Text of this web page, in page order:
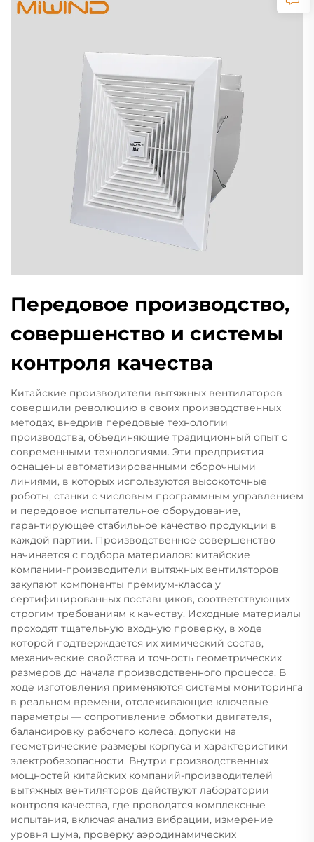
Передовое производство,
совершенство и системы
контроля качества
Китайские производители вытяжных вентиляторов
совершили революцию в своих производственных
методах, внедрив передовые технологии
производства, объединяющие традиционный опыт с
современными технологиями. Эти предприятия
оснащены автоматизированными сборочными
линиями, в которых используются высокоточные
роботы, станки с числовым программным управлением
и передовое испытательное оборудование,
гарантирующее стабильное качество продукции в
каждой партии. Производственное совершенство
начинается с подбора материалов: китайские
компании-производители вытяжных вентиляторов
закупают компоненты премиум-класса у
сертифицированных поставщиков, соответствующих
строгим требованиям к качеству. Исходные материалы
проходят тщательную входную проверку, в ходе
которой подтверждается их химический состав,
механические свойства и точность геометрических
размеров до начала производственного процесса. В
ходе изготовления применяются системы мониторинга
в реальном времени, отслеживающие ключевые
параметры — сопротивление обмотки двигателя,
балансировку рабочего колеса, допуски на
геометрические размеры корпуса и характеристики
электробезопасности. Внутри производственных
мощностей китайских компаний-производителей
вытяжных вентиляторов действуют лаборатории
контроля качества, где проводятся комплексные
испытания, включая анализ вибрации, измерение
уровня шума, проверку аэродинамических